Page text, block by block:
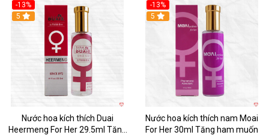
-13%
Hot
5
Nước hoa kích thích Duai
Heermeng For Her 29.5ml Tăng
-13%
Hot
5
Nước hoa kích thích nam Moai
For Her 30ml Tăng ham muốn